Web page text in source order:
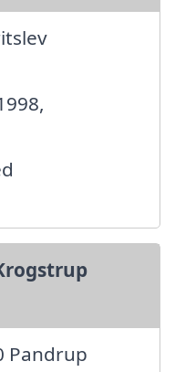
Pandrup